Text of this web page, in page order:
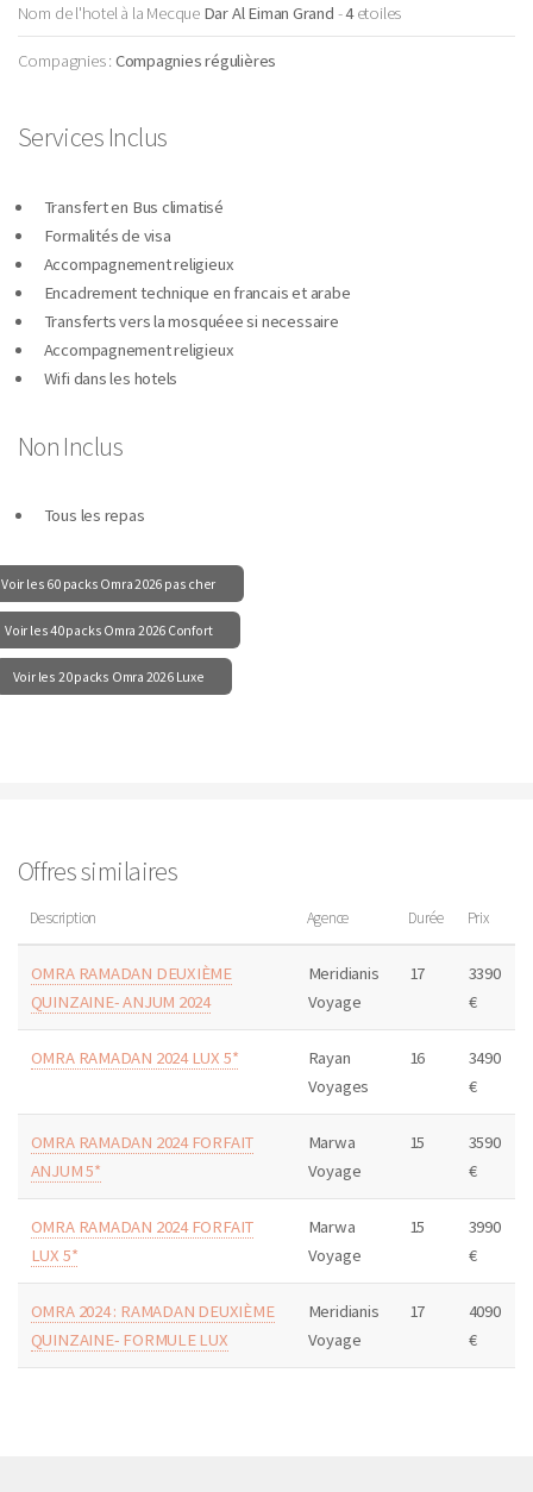
Nom de l'hotel à la Mecque Dar Al Eiman Grand -4etoiles
Compagnies : Compagnies régulières
Services Inclus
Transfert en Bus climatisé
Formalités de visa
Accompagnement religieux
Encadrement technique en francais et arabe
Transferts vers la mosquéee si necessaire
Accompagnement religieux
Wifi dans les hotels
Non Inclus
Tous les repas
Voir les 60 packs Omra 2026 pas cher
Voir les 40 packs Omra 2026 Confort
Voir les 20 packs Omra 2026 Luxe
Offres similaires
Description Agence Durée Prix
OMRA RAMADAN DEUXIÈME
QUINZAINE- ANJUM 2024
Meridianis
Voyage
17
3390
€
OMRA RAMADAN 2024 LUX 5*
Rayan
Voyages
16
3490
€
OMRA RAMADAN 2024 FORFAIT
ANJUM 5*
Marwa
Voyage
15
3590
€
OMRA RAMADAN 2024 FORFAIT
LUX 5*
Marwa
Voyage
15
3990
€
OMRA 2024 : RAMADAN DEUXIÈME
QUINZAINE- FORMULE LUX
Meridianis
Voyage
17
4090
€